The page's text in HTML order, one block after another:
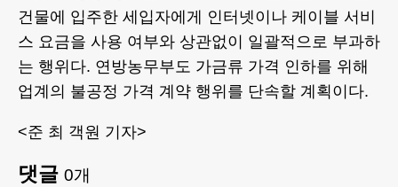
건물에 입주한 세입자에게 인터넷이나 케이블 서비
스 요금을 사용 여부와 상관없이 일괄적으로 부과하
는 행위다. 연방농무부도 가금류 가격 인하를 위해
업계의 불공정 가격 계약 행위를 단속할 계획이다.
<준 최 객원 기자>
댓글 0개